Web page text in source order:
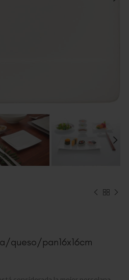
queso/pan16x16cm